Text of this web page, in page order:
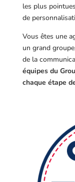
les plus
de
Vous êtes une
un grand
de la
équipes du
chaque étape